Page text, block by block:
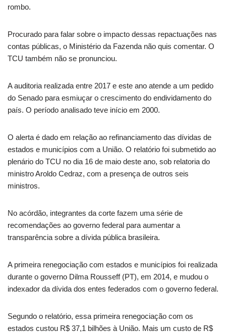
rombo.
Procurado para falar sobre o impacto dessas repactuações nas
contas públicas, o Ministério da Fazenda não quis comentar. O
TCU também não se pronunciou.
A auditoria realizada entre 2017 e este ano atende a um pedido
do Senado para esmiuçar o crescimento do endividamento do
país. O período analisado teve início em 2000.
O alerta é dado em relação ao refinanciamento das dívidas de
estados e municípios com a União. O relatório foi submetido ao
plenário do TCU no dia 16 de maio deste ano, sob relatoria do
ministro Aroldo Cedraz, com a presença de outros seis
ministros.
No acórdão, integrantes da corte fazem uma série de
recomendações ao governo federal para aumentar a
transparência sobre a dívida pública brasileira.
A primeira renegociação com estados e municípios foi realizada
durante o governo Dilma Rousseff (PT), em 2014, e mudou o
indexador da dívida dos entes federados com o governo federal.
Segundo o relatório, essa primeira renegociação com os
estados custou R$ 37,1 bilhões à União. Mais um custo de R$